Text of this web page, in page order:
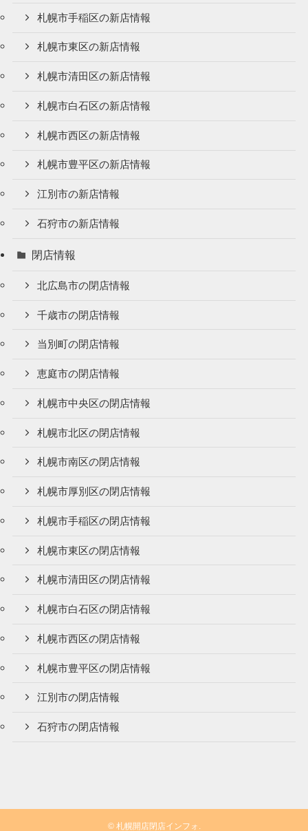
札幌市手稲区の新店情報
札幌市東区の新店情報
札幌市清田区の新店情報
札幌市白石区の新店情報
札幌市西区の新店情報
札幌市豊平区の新店情報
江別市の新店情報
石狩市の新店情報
閉店情報
北広島市の閉店情報
千歳市の閉店情報
当別町の閉店情報
恵庭市の閉店情報
札幌市中央区の閉店情報
札幌市北区の閉店情報
札幌市南区の閉店情報
札幌市厚別区の閉店情報
札幌市手稲区の閉店情報
札幌市東区の閉店情報
札幌市清田区の閉店情報
札幌市白石区の閉店情報
札幌市西区の閉店情報
札幌市豊平区の閉店情報
江別市の閉店情報
石狩市の閉店情報
©札幌開店閉店インフォ.